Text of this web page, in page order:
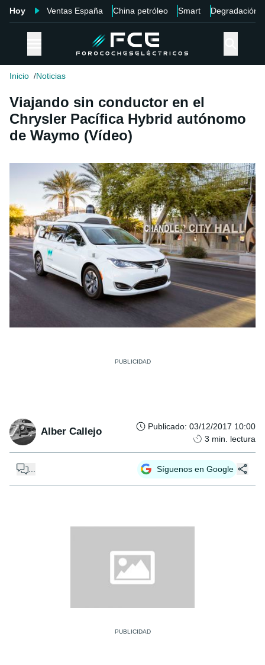
Hoy Ventas España China petróleo Smart Degradación
Inicio Noticias
Viajando sin conductor en el
Chrysler Pacífica Hybrid autónomo
de Waymo (Vídeo)
Alber Callejo Publicado: 03/12/2017 10:00
3 min. lectura
Síguenos en Google